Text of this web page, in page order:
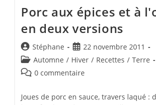
Aux
Agrumes
Porc aux épices et à
en deux versions
Auteur/autrice
de
la
publication :
Stéphane
Publication
publiée :
22 novembre 2011
Post
category:
Automne / Hiver / Recettes / Terre
Commentaires
la
0 commentaire
Joues de porc en sauce, travers laqué :